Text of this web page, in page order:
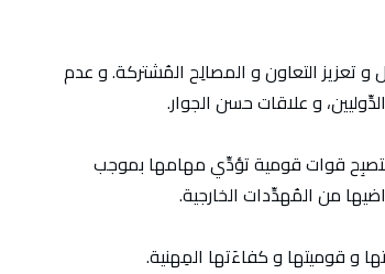
و تعزيز التعاون و المصالِح المُشتركة. و عدم
و علاقات حسن الجوار.
لتصبِح قوات قومية تؤدِّي مهامها بموجب
من المُهدِّدات الخارجية.